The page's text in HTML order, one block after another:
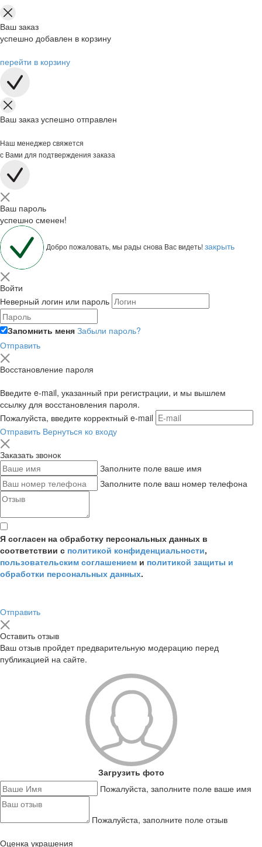
Ваш заказ
успешно добавлен в корзину
перейти в корзину
Ваш заказ успешно отправлен
Наш менеджер свяжется
с Вами для подтверждения заказа
Ваш пароль
успешно сменен!
Добро пожаловать, мы рады снова Вас видеть!закрыть
Войти
Неверный логин или пароль
Запомнить меня Забыли пароль?
Отправить
Восстановление пароля
Введите e-mail, указанный при регистрации, и мы вышлем
ссылку для восстановления пароля.
Пожалуйста, введите корректный e-mail
Отправить Вернуться ко входу
Заказать звонок
Заполните поле ваше имя
Заполните поле ваш номер телефона
Я согласен на обработку персональных данных в
соответствии с политикой конфиденциальности,
пользовательским соглашением и политикой защиты и
обработки персональных данных.
Отправить
Оставить отзыв
Ваш отзыв пройдет предварительную модерацию перед
публикацией на сайте.
Загрузить фото
Пожалуйста, заполните поле ваше имя
Пожалуйста, заполните поле отзыв
Оценка украшения